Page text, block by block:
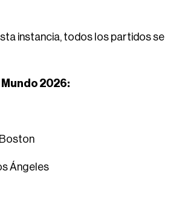
instancia, todos los partidos se
2026:
Boston
Ángeles